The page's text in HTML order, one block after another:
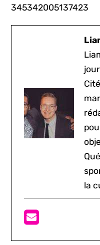
345342005137423
la